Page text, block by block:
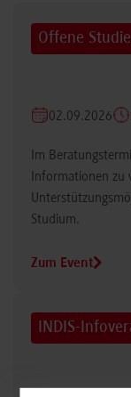
Offene
02.09.2026
Im
Informationen zu
Studium.
Zum Event
INDIS-